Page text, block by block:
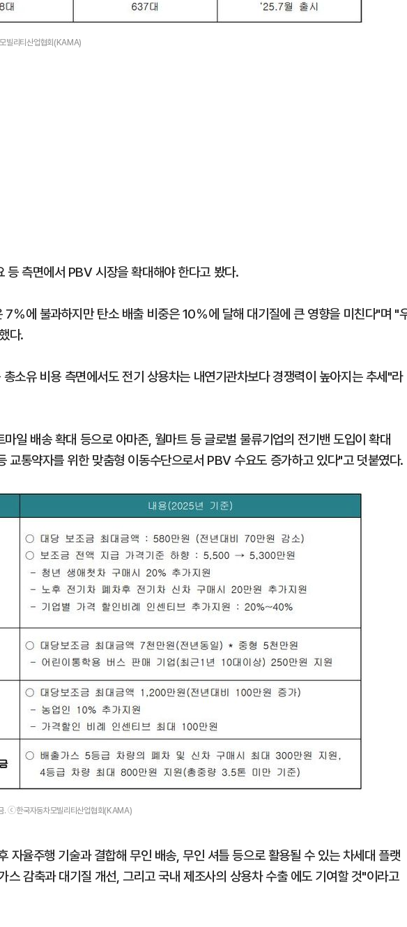
빌리티산업협회(KAMA)
측면에서 PBV 시장을 확대해야 한다고 봤다.
％에 불과하지만 탄소 배출 비중은 10％에 달해 대기질에 큰 영향을 미친다"며 "
다.
소유 비용 측면에서도 전기 상용차는 내연기관차보다 경쟁력이 높아지는 추세"라
일 배송 확대 등으로 아마존, 월마트 등 글로벌 물류기업의 전기밴 도입이 확대
교통약자를 위한 맞춤형 이동수단으로서 PBV 수요도 증가하고 있다"고 덧붙였다.
. ⓒ한국자동차모빌리티산업협회(KAMA)
율주행 기술과 결합해 무인 배송, 무인 셔틀 등으로 활용될 수 있는 차세대 플랫
감축과 대기질 개선, 그리고 국내 제조사의 상용차 수출 에도 기여할 것"이라고